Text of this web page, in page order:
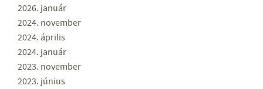
2026. január
2024. november
2024. április
2024. január
2023. november
2023. június